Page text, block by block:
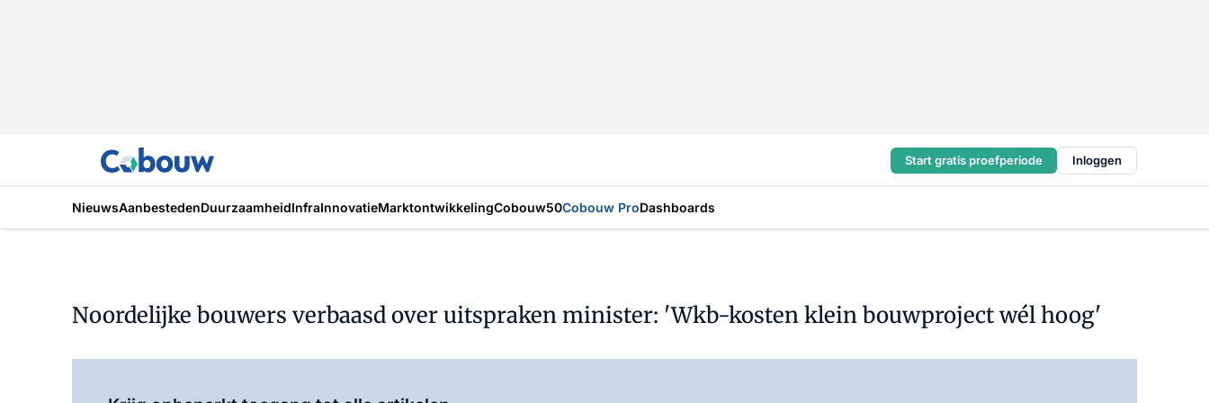
Start gratis proefperiode Inloggen
NieuwsAanbestedenDuurzaamheidInfraInnovatieMarktontwikkelingCobouw50Cobouw ProDashboards
Noordelijke bouwers verbaasd over uitspraken minister: 'Wkb-kosten klein bouwproject wél hoog'